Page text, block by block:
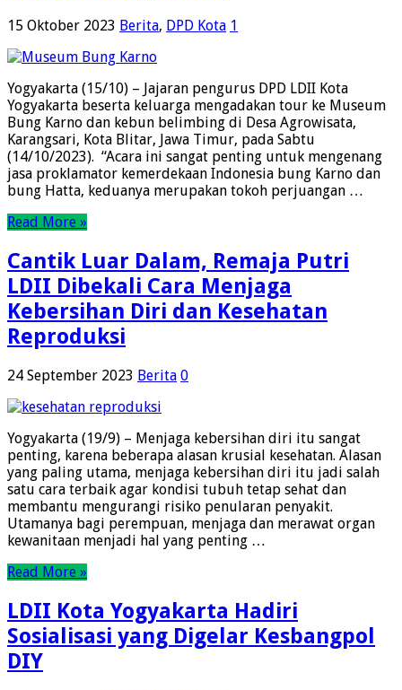
15 Oktober 2023 Berita, DPD Kota 1
Yogyakarta (15/10) – Jajaran pengurus DPD LDII Kota
Yogyakarta beserta keluarga mengadakan tour ke Museum
Bung Karno dan kebun belimbing di Desa Agrowisata,
Karangsari, Kota Blitar, Jawa Timur, pada Sabtu
(14/10/2023). “Acara ini sangat penting untuk mengenang
jasa proklamator kemerdekaan Indonesia bung Karno dan
bung Hatta, keduanya merupakan tokoh perjuangan …
Read More »
Cantik Luar Dalam, Remaja Putri
LDII Dibekali Cara Menjaga
Kebersihan Diri dan Kesehatan
Reproduksi
24 September 2023 Berita 0
Yogyakarta (19/9) – Menjaga kebersihan diri itu sangat
penting, karena beberapa alasan krusial kesehatan. Alasan
yang paling utama, menjaga kebersihan diri itu jadi salah
satu cara terbaik agar kondisi tubuh tetap sehat dan
membantu mengurangi risiko penularan penyakit.
Utamanya bagi perempuan, menjaga dan merawat organ
kewanitaan menjadi hal yang penting …
Read More »
LDII Kota Yogyakarta Hadiri
Sosialisasi yang Digelar Kesbangpol
DIY